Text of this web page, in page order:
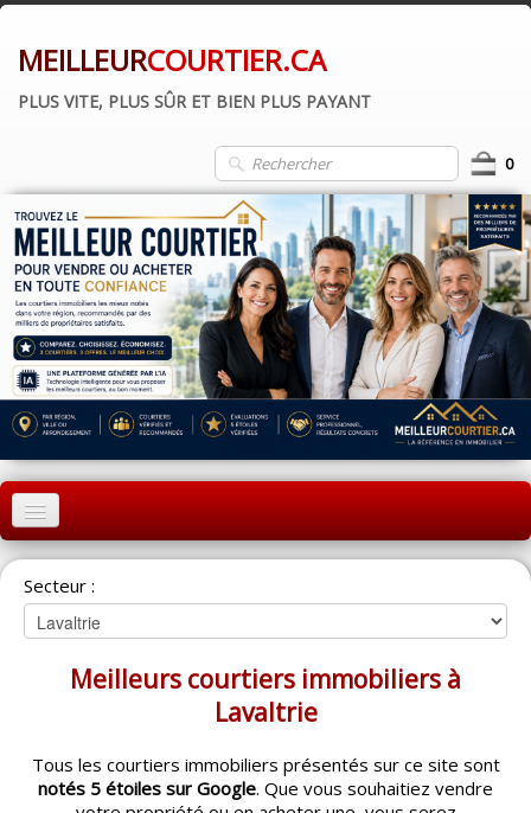
MEILLEURCOURTIER.CA
PLUS VITE, PLUS SÛR ET BIEN PLUS PAYANT
0
ACCUEIL
MONTRÉAL
QUÉBEC
LAVAL
CATÉGORIES▼
Secteur :
Meilleurs courtiers immobiliers à
Lavaltrie
Tous les courtiers immobiliers présentés sur ce site sont
notés 5 étoiles sur Google. Que vous souhaitiez vendre